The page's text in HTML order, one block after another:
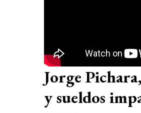
Jorge
y sueldos